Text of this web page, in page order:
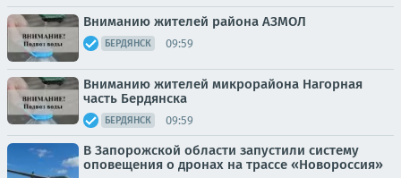
Вниманию жителей района АЗМОЛ
БЕРДЯНСК 09:59
Вниманию жителей микрорайона Нагорная
часть Бердянска
БЕРДЯНСК 09:59
В Запорожской области запустили систему
оповещения о дронах на трассе «Новороссия»